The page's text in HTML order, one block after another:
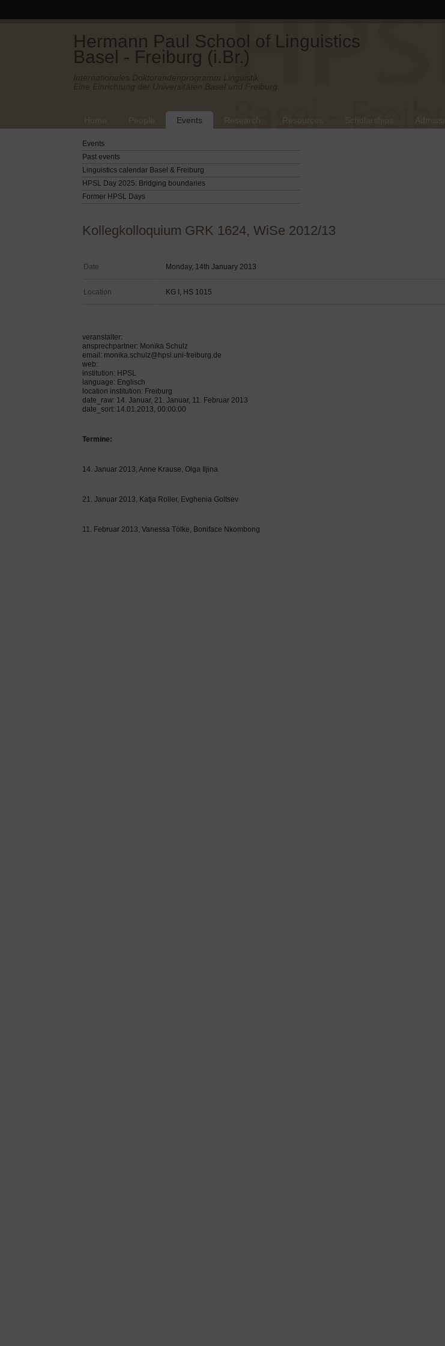
Hermann Paul School of Linguistics
Basel - Freiburg (i.Br.)
Events
Events
Past events
Linguistics calendar Basel & Freiburg
HPSL Day 2025: Bridging boundaries
Former HPSL Days
Kollegkolloquium GRK 1624, WiSe 2012/13
Date Monday, 14th January 2013
Location KG I, HS 1015
veranstalter:
ansprechpartner: Monika Schulz
email: monika.schulz@hpsl.uni-freiburg.de
web:
institution: HPSL
language: Englisch
location institution: Freiburg
date_raw: 14. Januar, 21. Januar, 11. Februar 2013
date_sort: 14.01.2013, 00:00:00
Termine:
14. Januar 2013, Anne Krause, Olga Iljina
21. Januar 2013, Katja Roller, Evghenia Goltsev
11. Februar 2013, Vanessa Tölke, Boniface Nkombong